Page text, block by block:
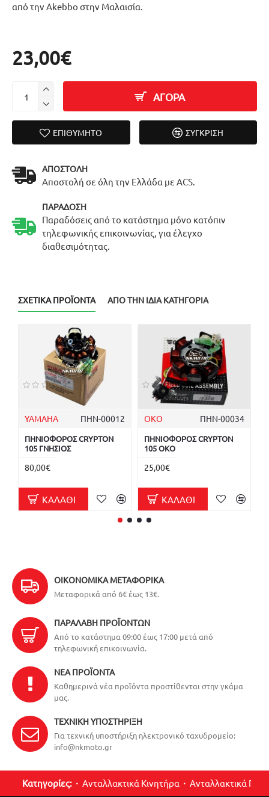
από την Akebbo στην Μαλαισία.
23,00€
ΑΓΟΡΑ
ΕΠΙΘΥΜΗΤΌ ΣΎΓΚΡΙΣΗ
ΑΠΟΣΤΟΛΉ
Αποστολή σε όλη την Ελλάδα με ACS.
ΠΑΡΆΔΟΣΗ
Παραδόσεις από το κατάστημα μόνο κατόπιν
τηλεφωνικής επικοινωνίας, για έλεγχο
διαθεσιμότητας.
ΣΧΕΤΙΚΆ ΠΡΟΪΌΝΤΑ ΑΠΌ ΤΗΝ ΊΔΙΑ ΚΑΤΗΓΟΡΊΑ
YAMAHA ΠΗΝ-00012
ΠΗΝΙΟΦΟΡΟΣ CRYPTON
105 ΓΝΗΣΙΟΣ
80,00€
ΚΑΛΆΘΙ
OKO ΠΗΝ-00034
ΠΗΝΙΟΦΟΡΟΣ CRYPTON
105 OKO
25,00€
ΚΑΛΆΘΙ
ΟΙΚΟΝΟΜΙΚΆ ΜΕΤΑΦΟΡΙΚΆ
Μεταφορικά από 6€ έως 13€.
ΠΑΡΑΛΑΒΉ ΠΡΟΪΌΝΤΩΝ
Από το κατάστημα 09:00 έως 17:00 μετά από
τηλεφωνική επικοινωνία.
ΝΈΑ ΠΡΟΪΌΝΤΑ
Καθημερινά νέα προϊόντα προστίθενται στην γκάμα
μας.
ΤΕΧΝΙΚΉ ΥΠΟΣΤΉΡΙΞΗ
Για τεχνική υποστήριξη ηλεκτρονικό ταχυδρομείο:
info@nkmoto.gr
Κατηγορίες: Ανταλλακτικά Κινητήρα Ανταλλακτικά